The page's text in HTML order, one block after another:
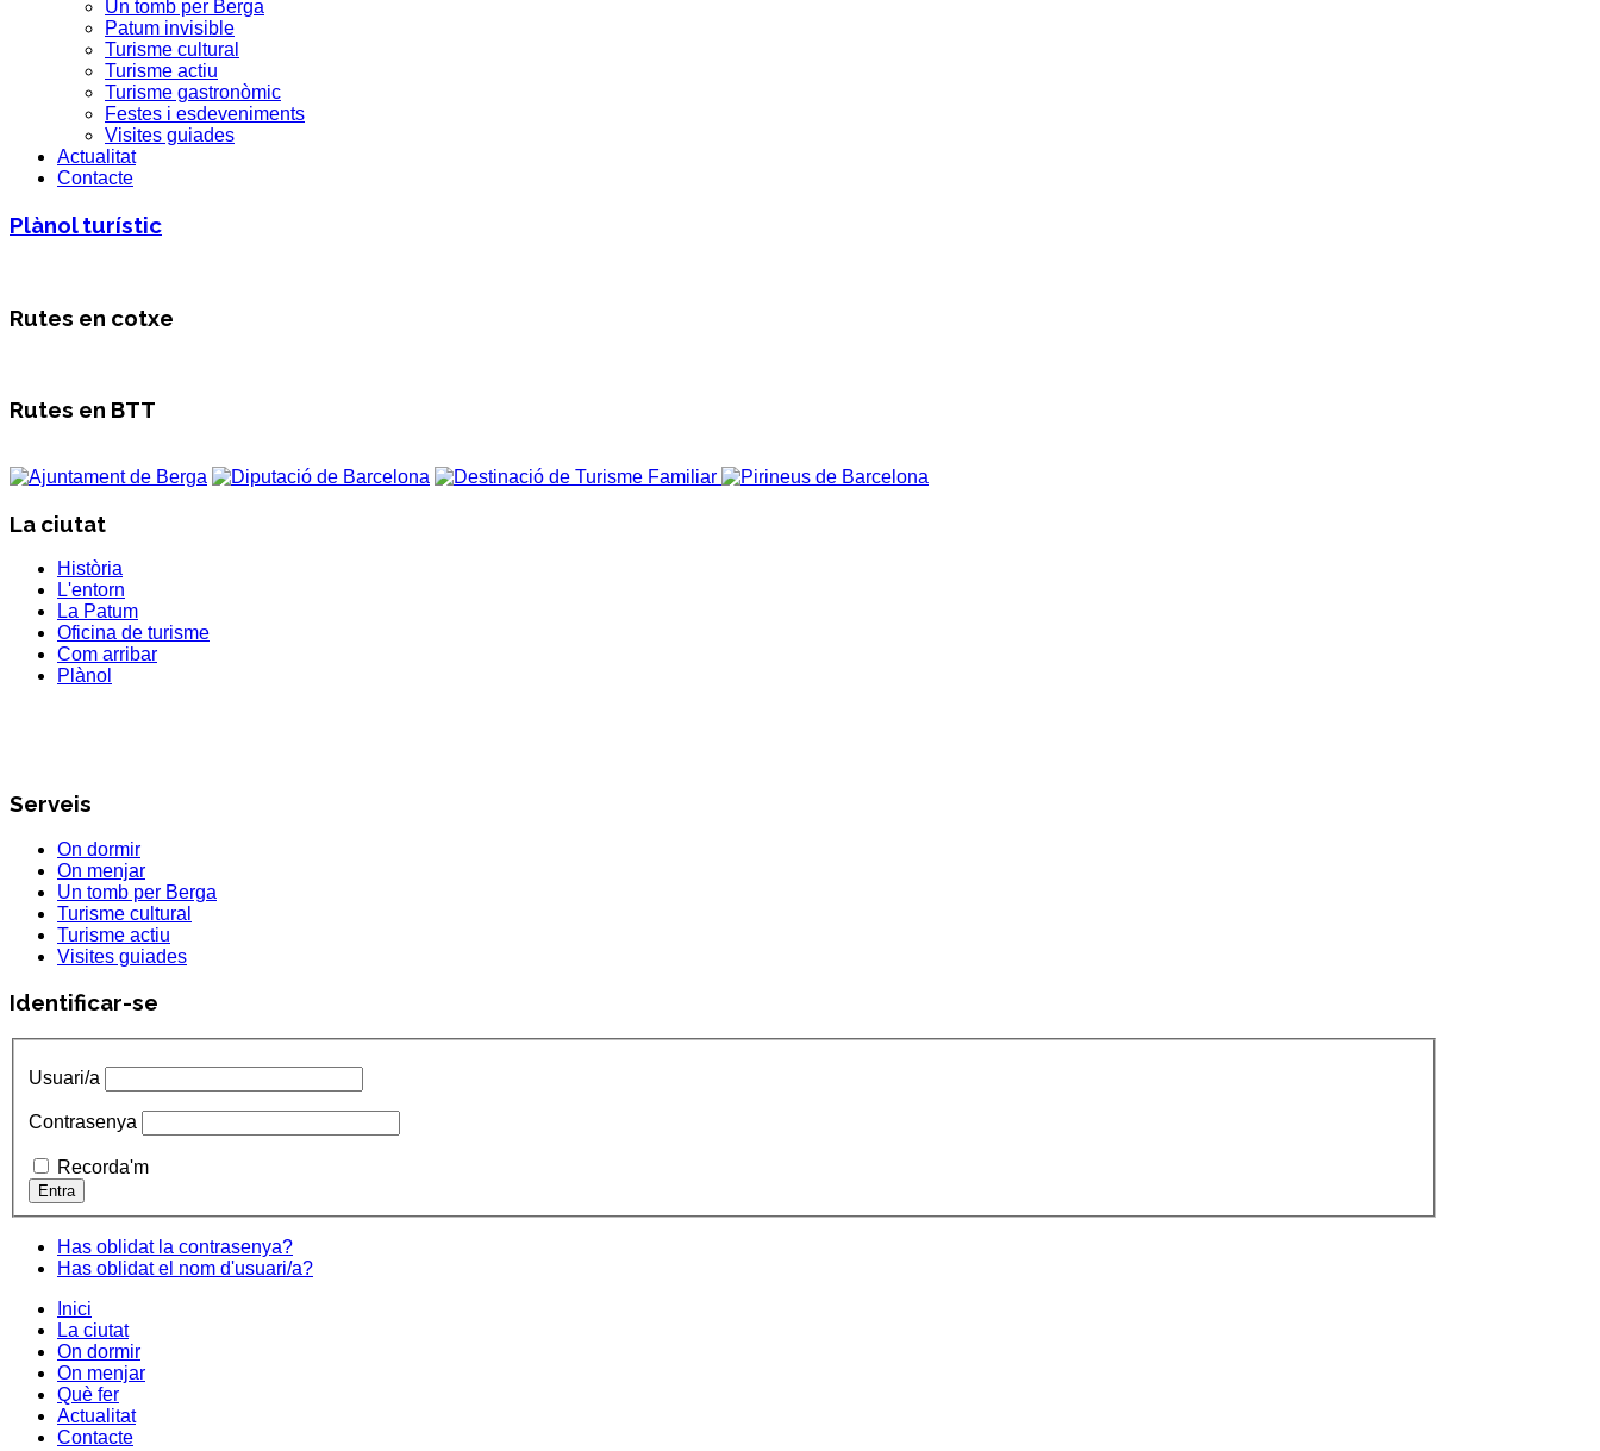
Un tomb per Berga
Patum invisible
Turisme cultural
Turisme actiu
Turisme gastronòmic
Festes i esdeveniments
Visites guiades
Actualitat
Contacte
Plànol turístic
Rutes en cotxe
Rutes en BTT
La ciutat
Història
L'entorn
La Patum
Oficina de turisme
Com arribar
Plànol
Serveis
On dormir
On menjar
Un tomb per Berga
Turisme cultural
Turisme actiu
Visites guiades
Identificar-se
Usuari/a
Contrasenya
Recorda'm
Has oblidat la contrasenya?
Has oblidat el nom d'usuari/a?
Inici
La ciutat
On dormir
On menjar
Què fer
Actualitat
Contacte